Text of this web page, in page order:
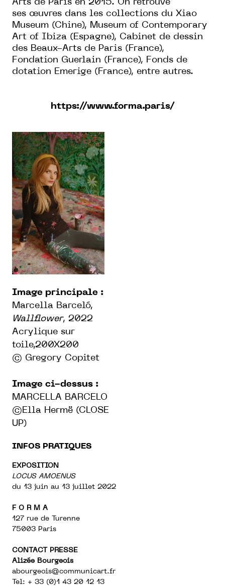
Arts de Paris en 2015. On retrouve
ses œuvres dans les collections du Xiao
Museum (Chine), Museum of Contemporary
Art of Ibiza (Espagne), Cabinet de dessin
des Beaux-Arts de Paris (France),
Fondation Guerlain (France), Fonds de
dotation Emerige (France), entre autres.
https://www.forma.paris/
Image principale :
Marcella Barceló,
Wallflower, 2022
Acrylique sur
toile,200X200
© Gregory Copitet
Image ci-dessus :
MARCELLA BARCELO
©Ella Hermë (CLOSE
UP)
INFOS PRATIQUES
EXPOSITION
LOCUS AMOENUS
du 13 juin au 13 juillet 2022
F O R M A
127 rue de Turenne
75003 Paris
CONTACT PRESSE
Alizée Bourgeois
abourgeois@communicart.fr
Tel: + 33 (0)1 43 20 12 13